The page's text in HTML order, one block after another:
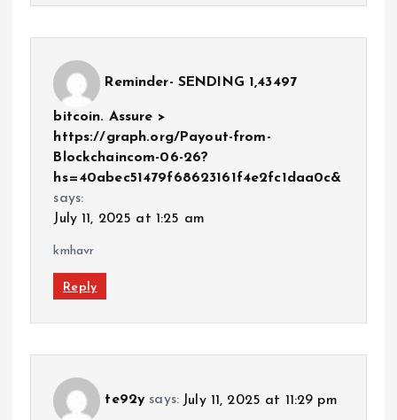
Reminder- SENDING 1,43497
bitcoin. Assure >
https://graph.org/Payout-from-
Blockchaincom-06-26?
hs=40abec51479f68623161f4e2fc1daa0c&
says:
July 11, 2025 at 1:25 am
kmhavr
Reply
te92y says: July 11, 2025 at 11:29 pm